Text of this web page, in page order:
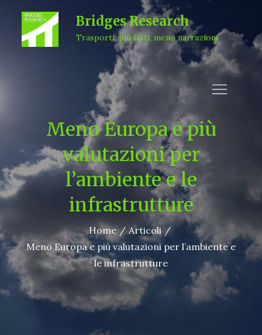
content
Bridges Research
Trasporti: più fatti, meno narrazioni
Meno Europa e più
valutazioni per
l’ambiente e le
infrastrutture
Home
Articoli
Meno Europa e più valutazioni per l’ambiente e
le infrastrutture